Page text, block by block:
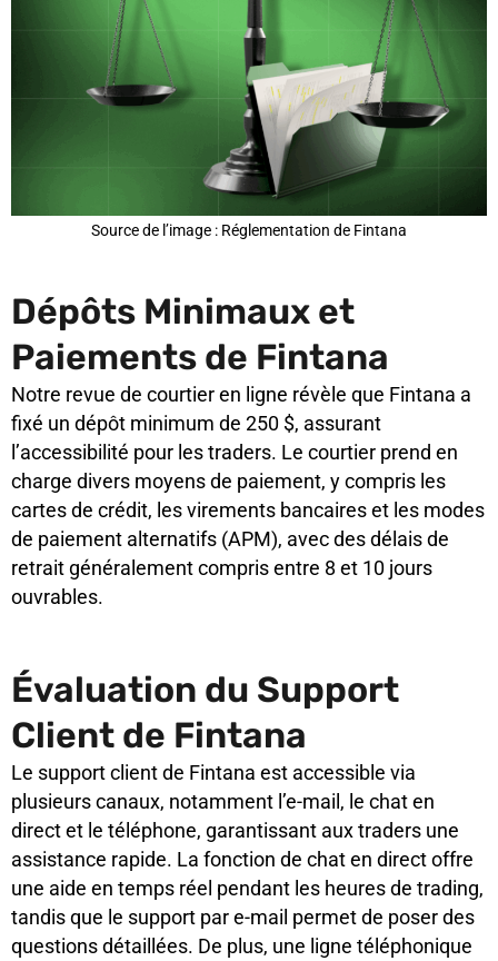
Source de l’image : Réglementation de Fintana
Dépôts Minimaux et
Paiements de Fintana
Notre revue de courtier en ligne révèle que Fintana a
fixé un dépôt minimum de 250 $, assurant
l’accessibilité pour les traders. Le courtier prend en
charge divers moyens de paiement, y compris les
cartes de crédit, les virements bancaires et les modes
de paiement alternatifs (APM), avec des délais de
retrait généralement compris entre 8 et 10 jours
ouvrables.
Évaluation du Support
Client de Fintana
Le support client de Fintana est accessible via
plusieurs canaux, notamment l’e-mail, le chat en
direct et le téléphone, garantissant aux traders une
assistance rapide. La fonction de chat en direct offre
une aide en temps réel pendant les heures de trading,
tandis que le support par e-mail permet de poser des
questions détaillées. De plus, une ligne téléphonique